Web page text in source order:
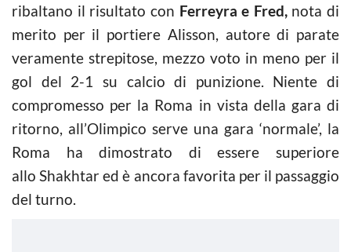
ribaltano il risultato con Ferreyra e Fred, nota di
merito per il portiere Alisson, autore di parate
veramente strepitose, mezzo voto in meno per il
gol del 2-1 su calcio di punizione. Niente di
compromesso per la Roma in vista della gara di
ritorno, all’Olimpico serve una gara ‘normale’, la
Roma ha dimostrato di essere superiore
allo Shakhtar ed è ancora favorita per il passaggio
del turno.